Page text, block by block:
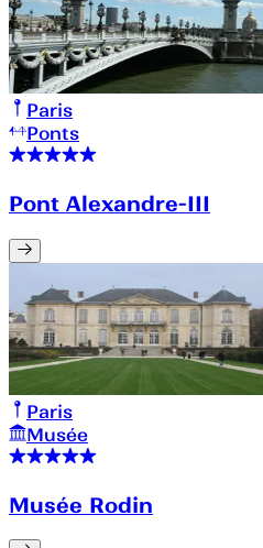
Paris
Ponts
Pont Alexandre-III
Paris
Musée
Musée Rodin